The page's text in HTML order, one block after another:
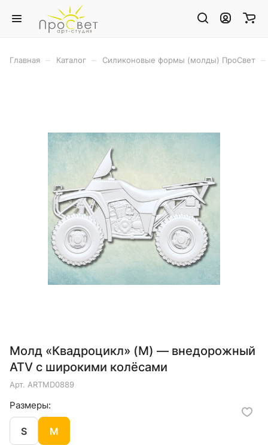
Главная Каталог Силиконовые формы (молды) ПроСвет
Молд «Квадроцикл» (M) — внедорожный
ATV с широкими колёсами
Арт. ARTMD0889
Размеры:
S M